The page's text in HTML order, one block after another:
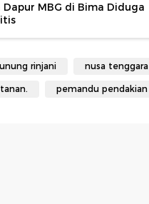
Dapur MBG di Bima Diduga
rinjani nusa
pemandu pendakian